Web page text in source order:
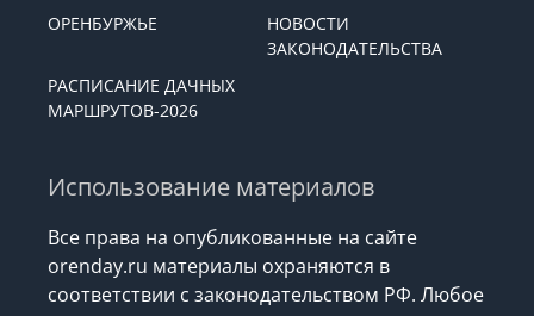
ОРЕНБУРЖЬЕ
НОВОСТИ
ЗАКОНОДАТЕЛЬСТВА
РАСПИСАНИЕ ДАЧНЫХ
МАРШРУТОВ-2026
Использование материалов
Все права на опубликованные на сайте
orenday.ru материалы охраняются в
соответствии с законодательством РФ. Любое